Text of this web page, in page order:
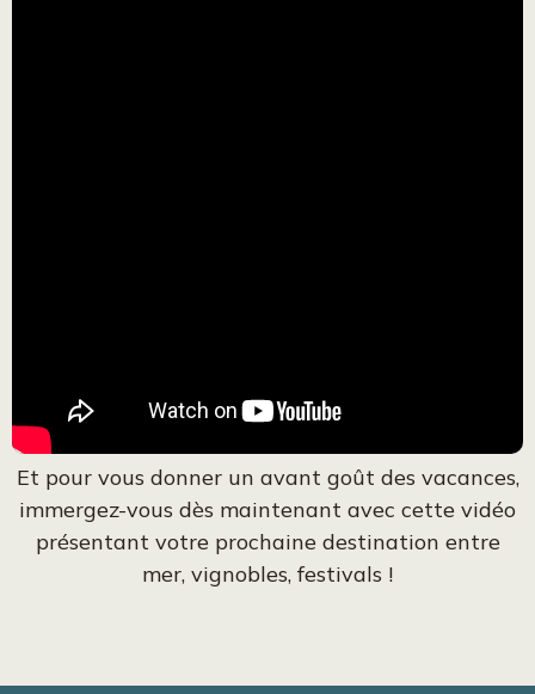
Et pour vous donner un avant goût des vacances,
immergez-vous dès maintenant avec cette vidéo
présentant votre prochaine destination entre
mer, vignobles, festivals !